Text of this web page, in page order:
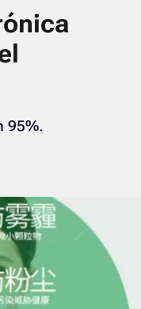
95%.